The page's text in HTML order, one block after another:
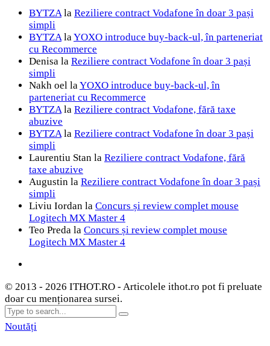
BYTZAla Reziliere contract Vodafone în doar 3 pași
simpli
BYTZAlaYOXO introduce buy-back-ul, în parteneriat
cu Recommerce
Denisa la Reziliere contract Vodafone în doar 3 pași
simpli
Nakh oel laYOXO introduce buy-back-ul, în
parteneriat cu Recommerce
BYTZAla Reziliere contract Vodafone, fără taxe
abuzive
BYTZAla Reziliere contract Vodafone în doar 3 pași
simpli
Laurentiu Stan la Reziliere contract Vodafone, fără
taxe abuzive
Augustin la Reziliere contract Vodafone în doar 3 pași
simpli
Liviu Iordan la Concurs și review complet mouse
Logitech MX Master 4
Teo Preda la Concurs și review complet mouse
Logitech MX Master 4
© 2013 - 2026 ITHOT.RO - Articolele ithot.ro pot fi preluate
doar cu menționarea sursei.
Noutăți